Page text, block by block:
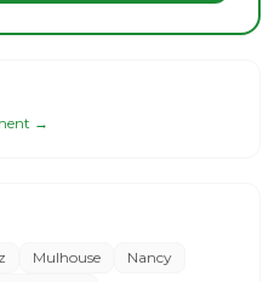
→
Mulhouse
Nancy